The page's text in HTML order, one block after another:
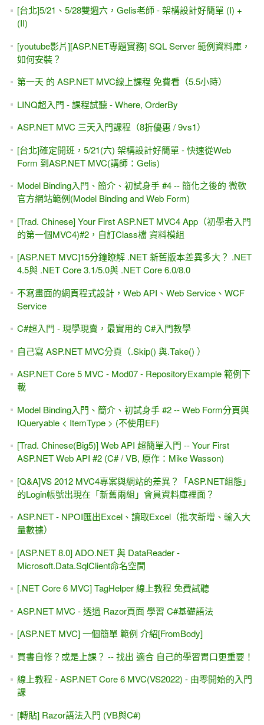
[台北]5/21、5/28雙週六，Gelis老師 - 架構設計好簡單 (I) +
(II)
[youtube影片][ASP.NET專題實務] SQL Server 範例資料庫，
如何安裝？
第一天 的 ASP.NET MVC線上課程 免費看（5.5小時）
LINQ超入門 - 課程試聽 - Where, OrderBy
ASP.NET MVC 三天入門課程（8折優惠 / 9vs1）
[台北]確定開班，5/21(六) 架構設計好簡單 - 快速從Web
Form 到ASP.NET MVC(講師：Gelis)
Model Binding入門、簡介、初試身手 #4 -- 簡化之後的 微軟
官方網站範例(Model Binding and Web Form)
[Trad. Chinese] Your First ASP.NET MVC4 App（初學者入門
的第一個MVC4)#2，自訂Class檔 資料模組
[ASP.NET MVC]15分鐘瞭解 .NET 新舊版本差異多大？ .NET
4.5與 .NET Core 3.1/5.0與 .NET Core 6.0/8.0
不寫畫面的網頁程式設計，Web API、Web Service、WCF
Service
C#超入門 - 現學現賣，最實用的 C#入門教學
自己寫 ASP.NET MVC分頁（.Skip() 與.Take() ）
ASP.NET Core 5 MVC - Mod07 - RepositoryExample 範例下
載
Model Binding入門、簡介、初試身手 #2 -- Web Form分頁與
IQueryable < ItemType > (不使用EF)
[Trad. Chinese(Big5)] Web API 超簡單入門 -- Your First
ASP.NET Web API #2 (C# / VB, 原作：Mike Wasson)
[Q&A]VS 2012 MVC4專案與網站的差異？「ASP.NET組態」
的Login帳號出現在「新舊兩組」會員資料庫裡面？
ASP.NET - NPOI匯出Excel、讀取Excel（批次新增、輸入大
量數據）
[ASP.NET 8.0] ADO.NET 與 DataReader -
Microsoft.Data.SqlClient命名空間
[.NET Core 6 MVC] TagHelper 線上教程 免費試聽
ASP.NET MVC - 透過 Razor頁面 學習 C#基礎語法
[ASP.NET MVC] 一個簡單 範例 介紹[FromBody]
買書自修？或是上課？ -- 找出 適合 自己的學習胃口更重要！
線上教程 - ASP.NET Core 6 MVC(VS2022) - 由零開始的入門
課
[轉貼] Razor語法入門 (VB與C#)